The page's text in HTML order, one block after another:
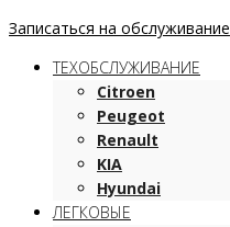
Записаться на обслуживание
ТЕХОБСЛУЖИВАНИЕ
Citroen
Peugeot
Renault
KIA
Hyundai
ЛЕГКОВЫЕ